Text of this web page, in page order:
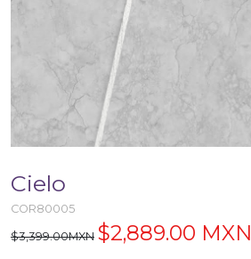
Cielo
COR80005
$3,399.00MXN $2,889.00 MXN